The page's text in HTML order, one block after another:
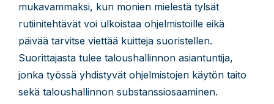
mukavammaksi, kun monien mielestä tylsät
rutiinitehtävät voi ulkoistaa ohjelmistoille eikä
päivää tarvitse viettää kuitteja suoristellen.
Suorittajasta tulee taloushallinnon asiantuntija,
jonka työssä yhdistyvät ohjelmistojen käytön taito
sekä taloushallinnon substanssiosaaminen.